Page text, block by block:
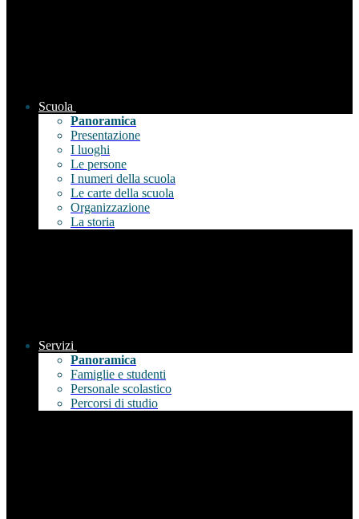
Scuola
Panoramica
Presentazione
I luoghi
Le persone
I numeri della scuola
Le carte della scuola
Organizzazione
La storia
Servizi
Panoramica
Famiglie e studenti
Personale scolastico
Percorsi di studio